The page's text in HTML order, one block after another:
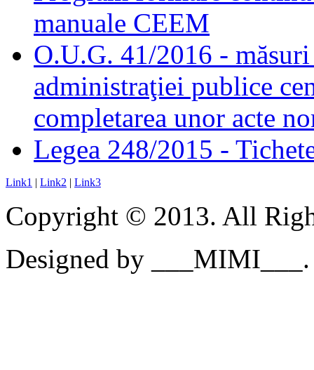
manuale CEEM
O.U.G. 41/2016 -
administraţiei publice
completarea unor acte
Legea 248/2015 -
Link1 | Link2 | Link3
Copyright © 2013. All
Designed by ___MIMI___.